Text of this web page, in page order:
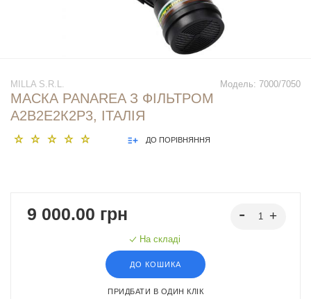
Модель: 7000/7050
MILLA S.R.L.
МАСКА PANAREA З ФІЛЬТРОМ
А2В2Е2К2Р3, ІТАЛІЯ
ДО ПОРІВНЯННЯ
9 000.00 грн
На складі
ДО КОШИКА
ПРИДБАТИ В ОДИН КЛІК